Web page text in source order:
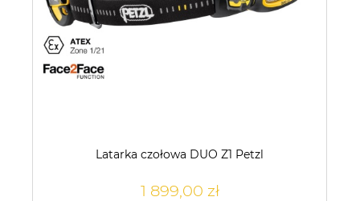
Latarka czołowa DUO Z1 Petzl
1 899,00 zł